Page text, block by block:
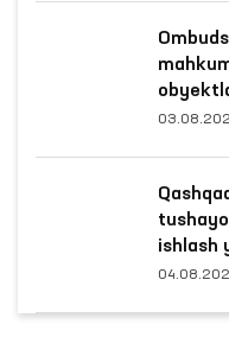
ishlash